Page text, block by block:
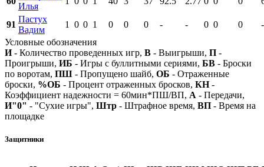
Илья
91
Пастух
Вадим
1 0 0 1 0 0 0 - - 0 0 0
-
Условные обозначения
И- Количество проведенных игр, В - Выигрыши, П -
Проигрыши, ИБ - Игры с буллитными сериями, БВ - Броски
по воротам, ПШ - Пропущено шайб, ОБ - Отраженные
броски, %ОБ - Процент отраженных бросков, КН-
Коэффициент надежности = 60мин*ПШ/ВП, А - Передачи,
И"0" - "Сухие игры", Штр - Штрафное время, ВП - Время на
площадке
Защитники